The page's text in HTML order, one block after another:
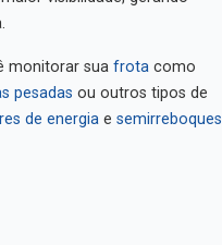
monitorar sua frota como
pesadas ou outros tipos de
de energia e semirreboques